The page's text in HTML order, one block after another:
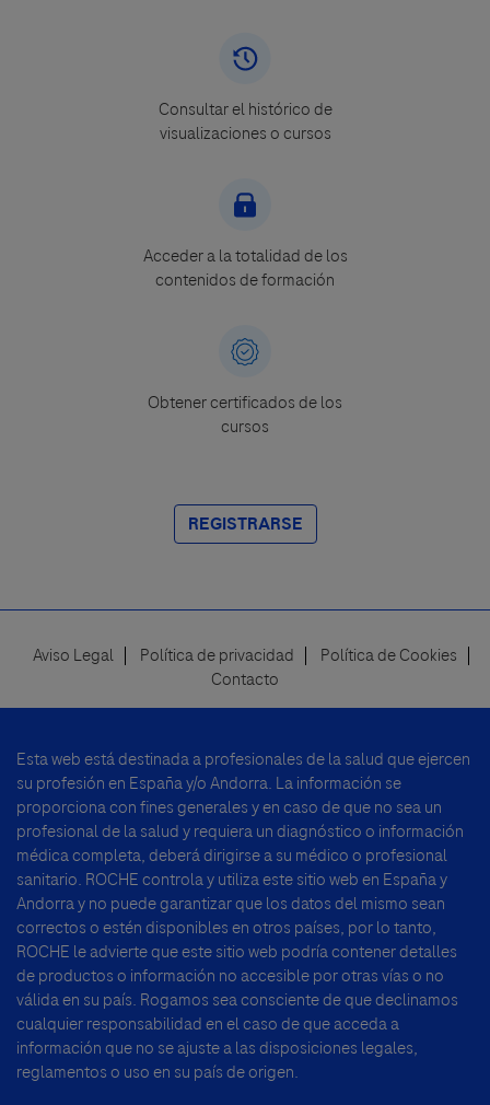
Consultar el histórico de
visualizaciones o cursos
Acceder a la totalidad de los
contenidos de formación
Obtener certificados de los
cursos
REGISTRARSE
Aviso Legal Política de privacidad
Política de Cookies
Contacto
Esta web está destinada a profesionales de la salud que ejercen
su profesión en España y/o Andorra. La información se
proporciona con fines generales y en caso de que no sea un
profesional de la salud y requiera un diagnóstico o información
médica completa, deberá dirigirse a su médico o profesional
sanitario. ROCHE controla y utiliza este sitio web en España y
Andorra y no puede garantizar que los datos del mismo sean
correctos o estén disponibles en otros países, por lo tanto,
ROCHE le advierte que este sitio web podría contener detalles
de productos o información no accesible por otras vías o no
válida en su país. Rogamos sea consciente de que declinamos
cualquier responsabilidad en el caso de que acceda a
información que no se ajuste a las disposiciones legales,
reglamentos o uso en su país de origen.